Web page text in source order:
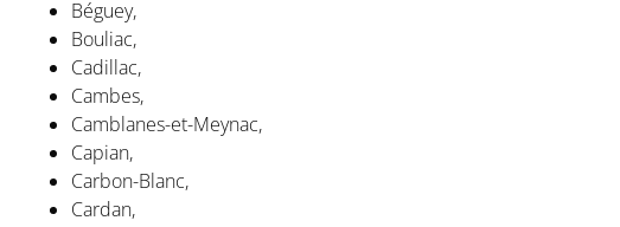
Béguey,
Bouliac,
Cadillac,
Cambes,
Camblanes-et-Meynac,
Capian,
Carbon-Blanc,
Cardan,